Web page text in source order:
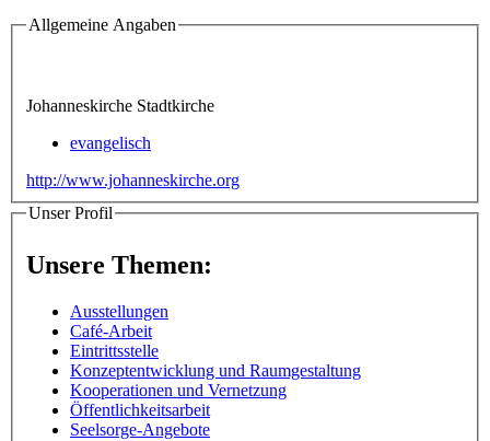
Allgemeine Angaben
Johanneskirche Stadtkirche
evangelisch
http://www.johanneskirche.org
Unser Profil
Unsere Themen:
Ausstellungen
Café-Arbeit
Eintrittsstelle
Konzeptentwicklung und Raumgestaltung
Kooperationen und Vernetzung
Öffentlichkeitsarbeit
Seelsorge-Angebote